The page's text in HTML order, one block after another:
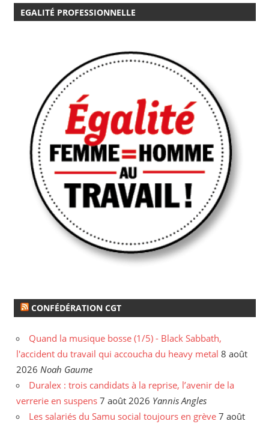
EGALITÉ PROFESSIONNELLE
CONFÉDÉRATION CGT
Quand la musique bosse (1/5) - Black Sabbath,
l'accident du travail qui accoucha du heavy metal 8 août
2026 Noah Gaume
Duralex : trois candidats à la reprise, l’avenir de la
verrerie en suspens 7 août 2026 Yannis Angles
Les salariés du Samu social toujours en grève 7 août